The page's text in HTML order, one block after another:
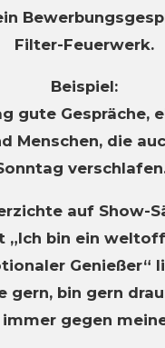
Filter-Feuerwerk.
Beispiel:
gute Gespräche,
Menschen, die
auf Show-
„Ich bin ein
Genießer“
gern, bin gern
gegen